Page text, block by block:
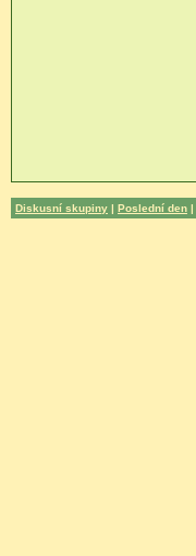
Diskusní skupiny | Poslední den |